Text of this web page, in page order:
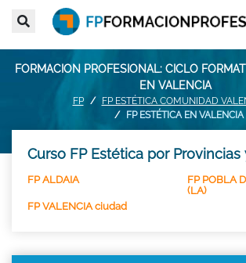
FORMACION PROFESIONAL: CICLO
EN VALENCIA
FP
FP ESTÉTICA COMUNIDAD
FP ESTÉTICA EN VALENCIA
Curso FP Estética por Provincias
FP ALDAIA
FP POBLA
(LA)
FP VALENCIA ciudad